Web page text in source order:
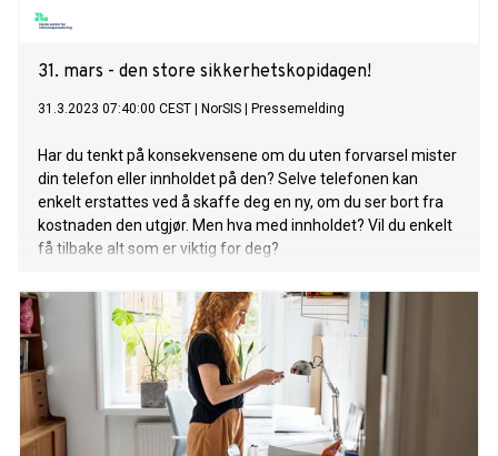
31. mars - den store sikkerhetskopidagen!
31.3.2023 07:40:00 CEST NorSIS Pressemelding
Har du tenkt på konsekvensene om du uten forvarsel mister
din telefon eller innholdet på den? Selve telefonen kan
enkelt erstattes ved å skaffe deg en ny, om du ser bort fra
kostnaden den utgjør. Men hva med innholdet? Vil du enkelt
få tilbake alt som er viktig for deg?